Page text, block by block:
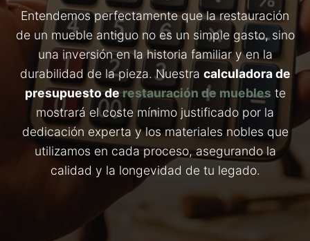
Entendemos perfectamente que la restauración
de un mueble antiguo no es un simple gasto, sino
una inversión en la historia familiar y en la
durabilidad de la pieza. Nuestra calculadora de
presupuesto derestauración de muebles te
mostrará el coste mínimo justificado por la
dedicación experta y los materiales nobles que
utilizamos en cada proceso, asegurando la
calidad y la longevidad de tu legado.